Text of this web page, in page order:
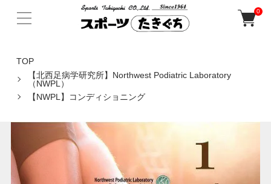
0
TOP
【北西足病学研究所】Northwest Podiatric Laboratory
（NWPL）
【NWPL】コンディショニング